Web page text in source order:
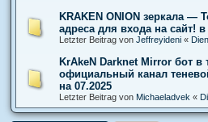
KRAKEN ONION зеркала —
адреса для входа на сайт!
Letzter Beitrag von Jeffreyideni «
KrAkeN Darknet Mirror бот в
официальный канал
на 07.2025
Letzter Beitrag von Michaeladvek «